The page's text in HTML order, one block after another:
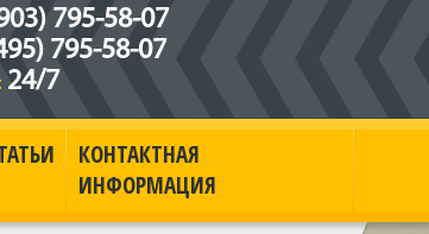
795-58-07
795-58-07
24/7
КОНТАКТНАЯ
ИНФОРМАЦИЯ